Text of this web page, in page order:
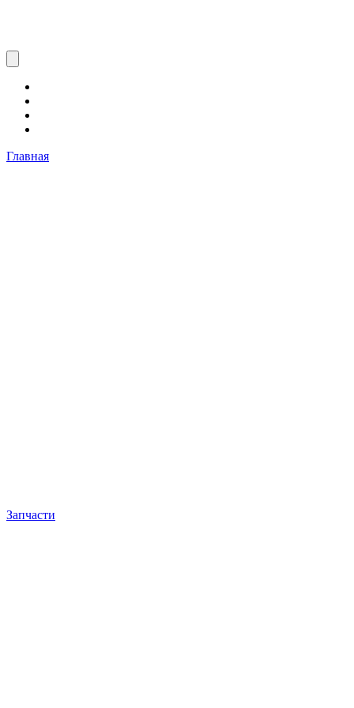
Главная
Запчасти